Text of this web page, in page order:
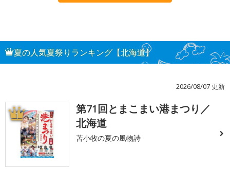
夏の人気夏祭りランキング【北海道】
2026/08/07 更新
1
第71回とまこまい港まつり／
北海道
苫小牧の夏の風物詩